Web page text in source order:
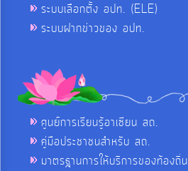
ระบบเลือกตั้ง อปท. (ELE)
ระบบฝากข่าวของ อปท.
ศูนย์การเรียนรู้อาเซียน สถ.
คู่มือประชาชนสำหรับ สถ.
มาตรฐานการให้บริการของท้องถิ่น